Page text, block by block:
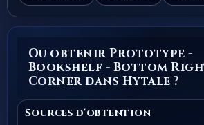
Ou obtenir Prototype -
Bookshelf - Bottom
Corner dans Hytale ?
Sources d'obtention